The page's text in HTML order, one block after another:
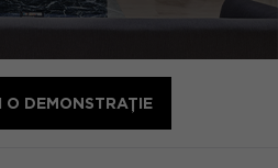
O DEMONSTRAȚIE